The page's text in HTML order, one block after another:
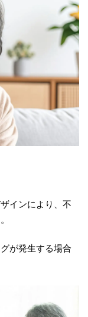
インにより、不
が発生する場合